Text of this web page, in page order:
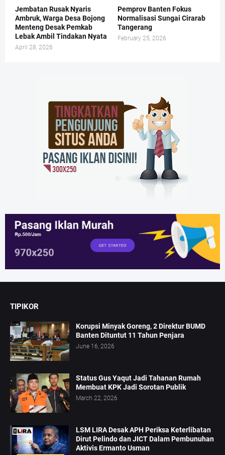
Jembatan Rusak Nyaris
Ambruk, Warga Desa Bojong
Menteng Desak Pemkab
Lebak Ambil Tindakan Nyata
April 28, 2026
Pemprov Banten Fokus
Normalisasi Sungai Cirarab
Tangerang
February 25, 2026
TIPIKOR
Korupsi Minyak Goreng, 2 Direktur BUMD
Banten Dituntut 11 Tahun Penjara
June 16, 2026
Status Gus Yaqut Jadi Tahanan Rumah
Membuat KPK Jadi Sorotan Publik
March 22, 2026
LSM LIRA Desak APH Periksa Keterlibatan
Dirut Pelindo dan JICT Dalam Pembunuhan
Aktivis Ermanto Usman